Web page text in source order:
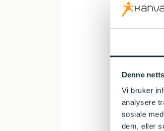
Denne
Vi bruker
analysere
sosiale
dem, eller